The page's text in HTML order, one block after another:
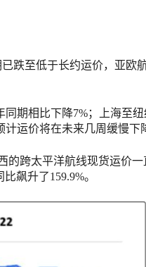
跌至低于长约运价，亚欧
期相比下降7%；上海至
运价将在未来几周缓慢下
跨太平洋航线现货运价一
飙升了159.9%。